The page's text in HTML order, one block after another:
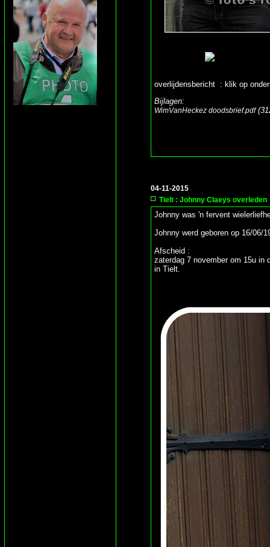
overlijdensbericht : klik op
Bijlagen:
WimVanHeckez doodsbrief.pdf
04-11-2015
Tielt : Johnny Claeys overleden
Johnny was 'n fervent
Johnny werd geboren op 16/06/
Afscheid :
zaterdag 7 november om 15u in
in Tielt.